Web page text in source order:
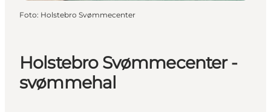
Holstebro Svømmecenter -
svømmehal
Foto: Holstebro Svømmecenter